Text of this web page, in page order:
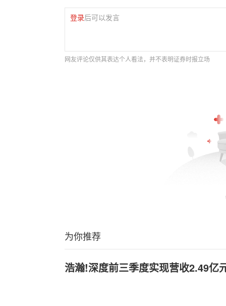
登录后可以发言
网友评论仅供其表达个人看法，并不表明证券时报立场
为你推荐
浩瀚!深度前三季度实现营收2.49亿